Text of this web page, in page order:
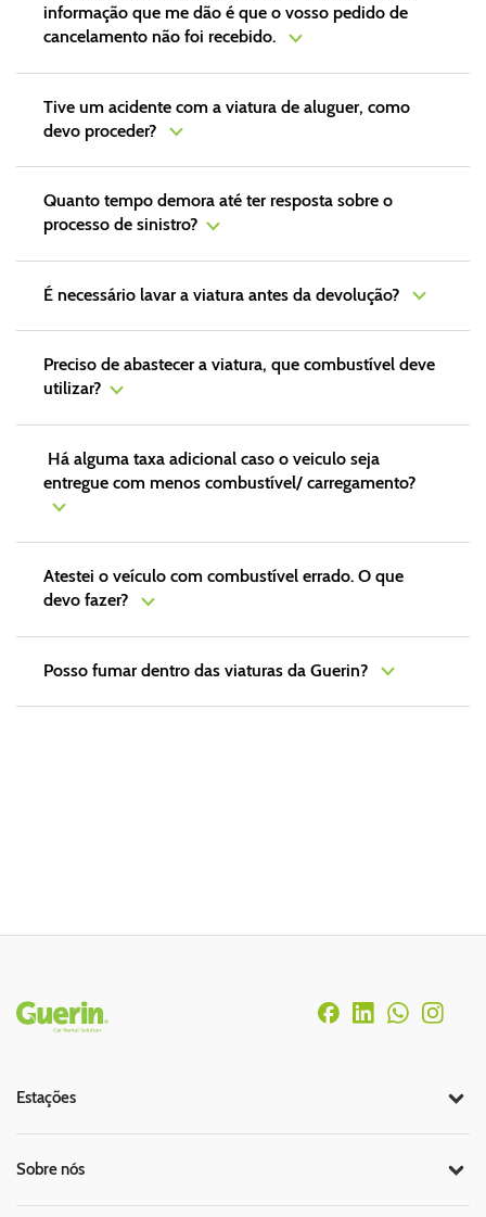
informação que me dão é que o vosso pedido de
cancelamento não foi recebido.
Tive um acidente com a viatura de aluguer, como
devo proceder?
Quanto tempo demora até ter resposta sobre o
processo de sinistro?
É necessário lavar a viatura antes da devolução?
Preciso de abastecer a viatura, que combustível deve
utilizar?
Há alguma taxa adicional caso o veiculo seja
entregue com menos combustível/ carregamento?
Atestei o veículo com combustível errado. O que
devo fazer?
Posso fumar dentro das viaturas da Guerin?
Rodapé
Estações
Sobre nós